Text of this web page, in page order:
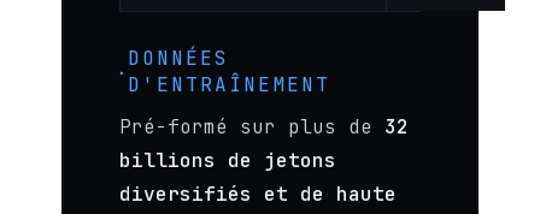
DONNÉES
D'ENTRAÎNEMENT
Pré-formé sur plus de 32
billions de jetons
diversifiés et de haute